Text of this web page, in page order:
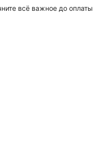
всё важное до оплаты